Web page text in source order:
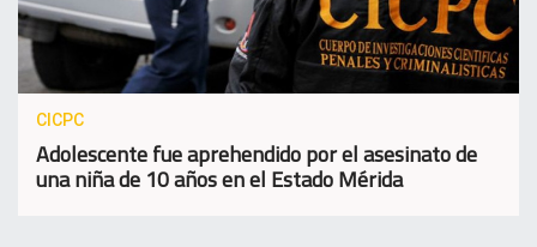
CICPC
Adolescente fue aprehendido por el asesinato de
una niña de 10 años en el Estado Mérida